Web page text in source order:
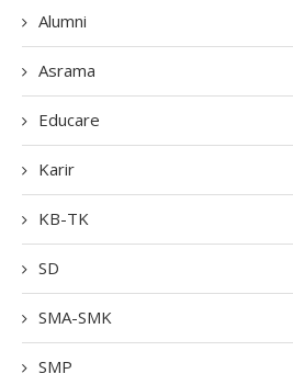
Alumni
Asrama
Educare
Karir
KB-TK
SD
SMA-SMK
SMP